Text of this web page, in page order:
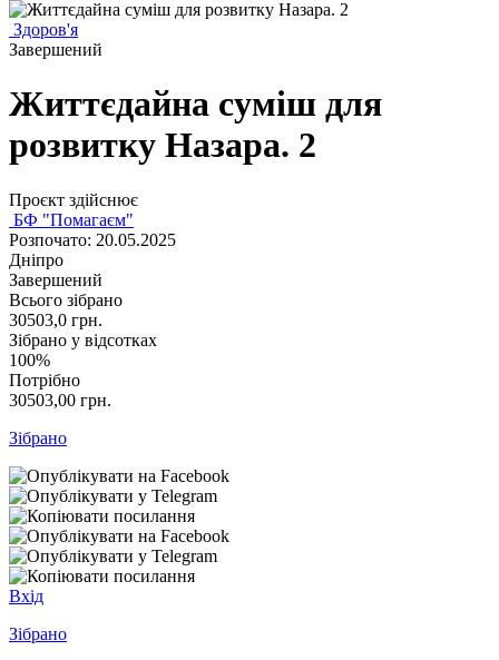
Здоров'я
Завершений
Життєдайна суміш для
розвитку Назара. 2
Проєкт здійснює
БФ "Помагаєм"
Розпочато: 20.05.2025
Дніпро
Завершений
Всього зібрано
30503,0 грн.
Зібрано у відсотках
100%
Потрібно
30503,00 грн.
Зібрано
Вхід
Зібрано